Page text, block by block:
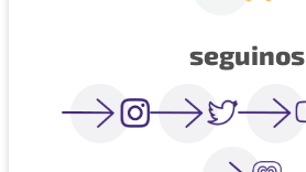
seguinos